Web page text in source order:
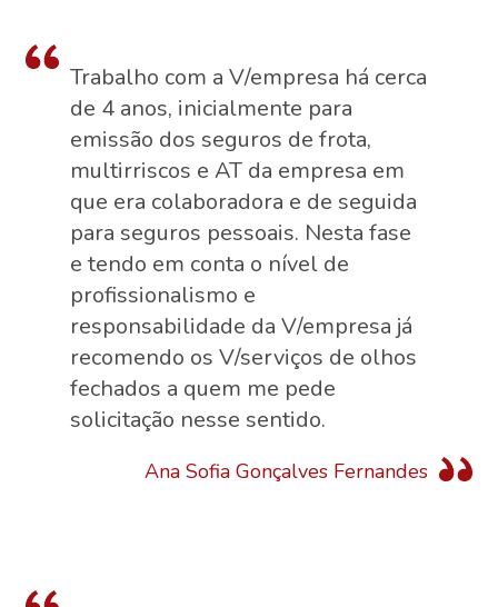
Trabalho com a V/empresa há cerca
de 4 anos, inicialmente para
emissão dos seguros de frota,
multirriscos e AT da empresa em
que era colaboradora e de seguida
para seguros pessoais. Nesta fase
e tendo em conta o nível de
profissionalismo e
responsabilidade da V/empresa já
recomendo os V/serviços de olhos
fechados a quem me pede
solicitação nesse sentido.
Ana Sofia Gonçalves Fernandes